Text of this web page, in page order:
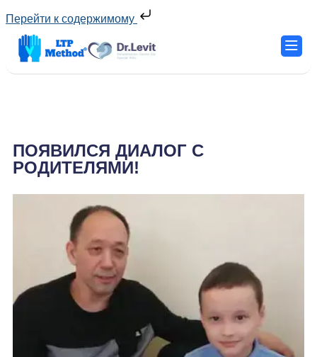
Перейти к содержимому
ПОЯВИЛСЯ ДИАЛОГ С
РОДИТЕЛЯМИ!